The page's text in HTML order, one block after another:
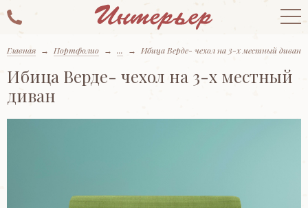
Главная → Портфолио → ... → Ибица Верде- чехол на 3-х местный диван
Ибица Верде- чехол на 3-х местный
диван